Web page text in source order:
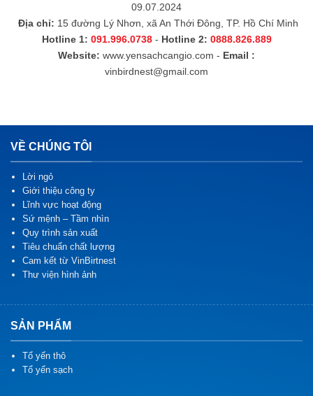
09.07.2024
Địa chỉ: 15 đường Lý Nhơn, xã An Thới Đông, TP. Hồ Chí Minh
Hotline 1: 091.996.0738 - Hotline 2: 0888.826.889
Website: www.yensachcangio.com - Email :
vinbirdnest@gmail.com
VỀ CHÚNG TÔI
Lời ngỏ
Giới thiệu công ty
Lĩnh vực hoạt động
Sứ mệnh – Tầm nhìn
Quy trình sản xuất
Tiêu chuẩn chất lượng
Cam kết từ VinBirtnest
Thư viện hình ảnh
SẢN PHẨM
Tổ yến thô
Tổ yến sạch